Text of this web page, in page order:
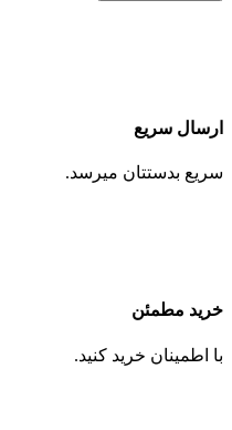
ارسال سریع
سریع بدستتان میرسد.
خرید مطمئن
با اطمینان خرید کنید.